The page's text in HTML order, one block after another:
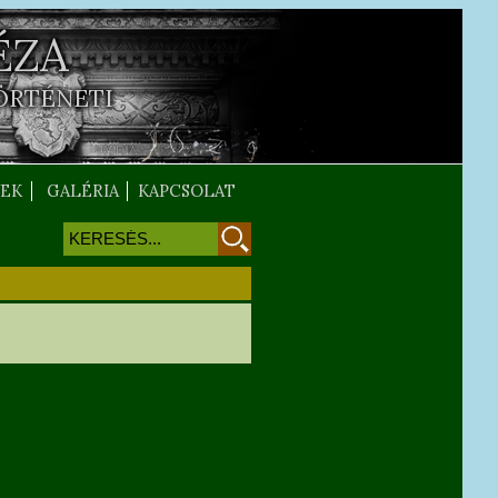
GALÉRIA KAPCSOLAT
Keresés űrlap
Keresés